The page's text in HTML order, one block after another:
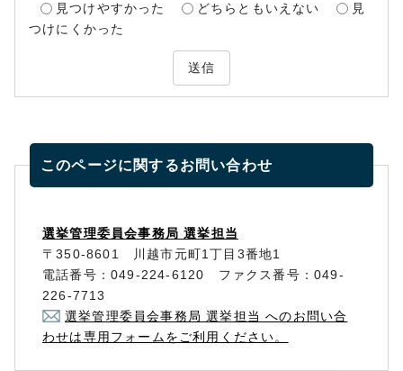
見つけやすかった
どちらともいえない
見
つけにくかった
送信
このページに関するお問い合わせ
選挙管理委員会事務局 選挙担当
〒350-8601 川越市元町1丁目3番地1
電話番号：049-224-6120 ファクス番号：049-
226-7713
選挙管理委員会事務局 選挙担当 へのお問い合
わせは専用フォームをご利用ください。